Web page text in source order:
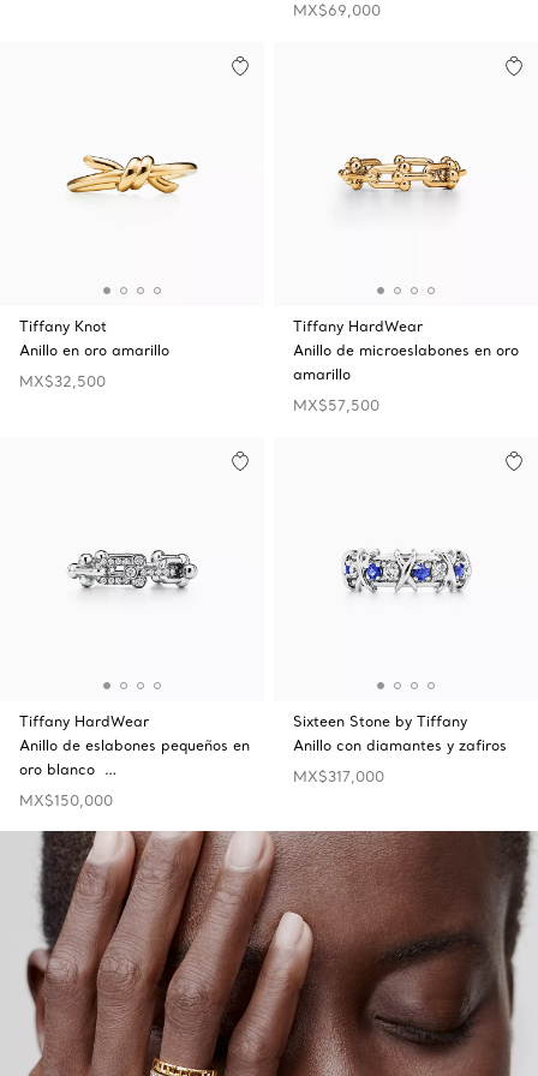
MX$69,000
Tiffany Knot
Anillo en oro amarillo
MX$32,500
Tiffany HardWear
Anillo de microeslabones en oro
amarillo
MX$57,500
Tiffany HardWear
Anillo de eslabones pequeños en
oro blanco …
MX$150,000
Sixteen Stone by Tiffany
Anillo con diamantes y zafiros
MX$317,000